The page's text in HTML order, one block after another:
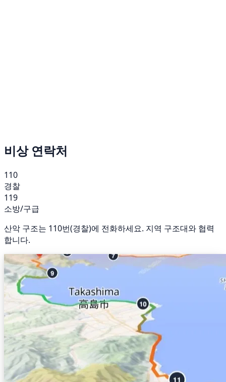
비상 연락처
110
경찰
119
소방/구급
산악 구조는 110번(경찰)에 전화하세요. 지역 구조대와 협력
합니다.